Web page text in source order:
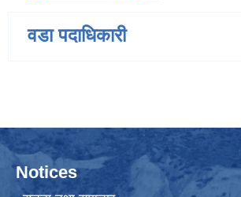
वडा पदाधिकारी
Notices